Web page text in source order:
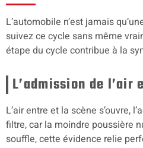
L’automobile n’est jamais
suivez ce cycle sans même
étape du cycle contribue à la
L’admission de
L’air entre et la scène s’ouvre,
filtre, car la moindre poussière
souffle, cette évidence relie